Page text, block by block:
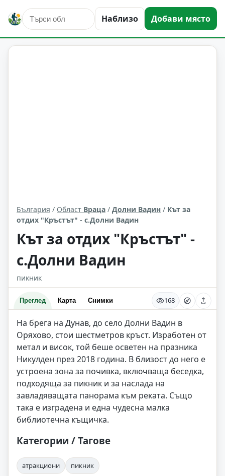
Наблизо Добави място
атракциони Долни Вадин Област: Враца
България / Област Враца / Долни Вадин / Кът за
отдих "Кръстът" - с.Долни Вадин
Кът за отдих "Кръстът" -
с.Долни Вадин
пикник
Преглед Карта Снимки 168
На брега на Дунав, до село Долни Вадин в
Оряхово, стои шестметров кръст. Изработен от
метал и висок, той беше осветен на празника
Никулден през 2018 година. В близост до него е
устроена зона за почивка, включваща беседка,
подходяща за пикник и за наслада на
завладяващата панорама към реката. Също
така е изградена и една чудесна малка
библиотечна къщичка.
Категории / Тагове
атракциони пикник